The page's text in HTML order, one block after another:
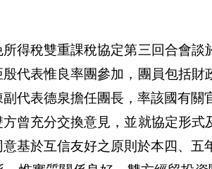
得稅雙重課稅協定第三回合會
代表惟良率團參加，團員包括財
代表德泉擔任團長，率該國有關
充分交換意見，並就協定形式
基於互信友好之原則於本四、五